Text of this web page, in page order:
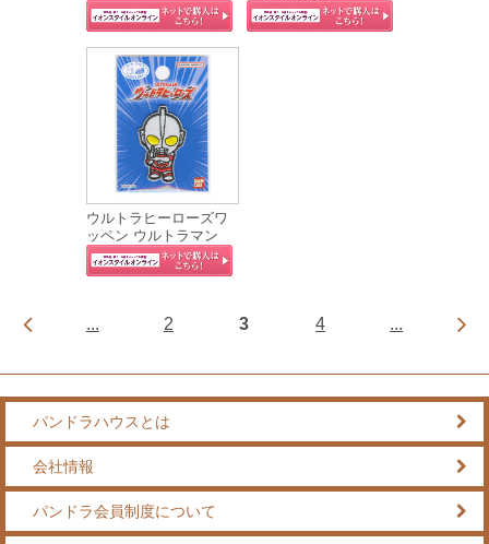
ウルトラヒーローズワ
ッペン ウルトラマン
... 2 3 4 ...
パンドラハウスとは
会社情報
パンドラ会員制度について